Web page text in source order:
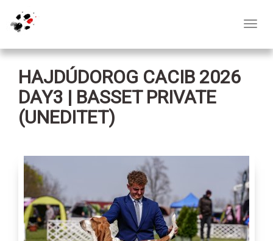
HAJDÚDOROG CACIB 2026
DAY3 | BASSET PRIVATE
(UNEDITET)